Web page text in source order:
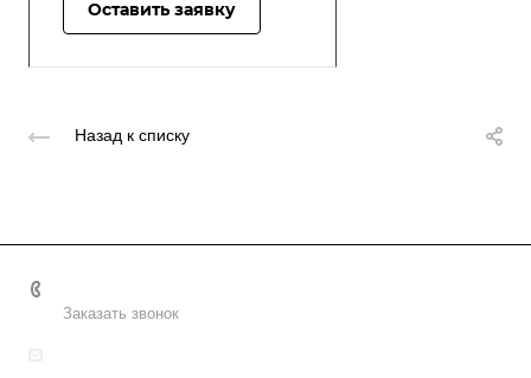
Оставить заявку
Назад к списку
Заказать звонок